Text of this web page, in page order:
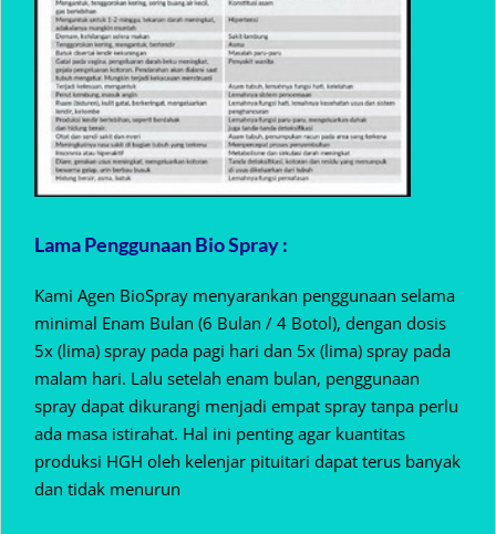
Lama Penggunaan Bio Spray :
Kami Agen BioSpray menyarankan penggunaan selama
minimal Enam Bulan (6 Bulan / 4 Botol), dengan dosis
5x (lima) spray pada pagi hari dan 5x (lima) spray pada
malam hari. Lalu setelah enam bulan, penggunaan
spray dapat dikurangi menjadi empat spray tanpa perlu
ada masa istirahat. Hal ini penting agar kuantitas
produksi HGH oleh kelenjar pituitari dapat terus banyak
dan tidak menurun